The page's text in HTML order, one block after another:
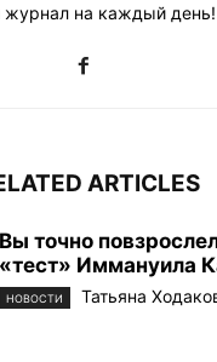
журнал на каждый день!
ARTICLES
Вы точно
«тест» Иммануила
НОВОСТИ Татьяна